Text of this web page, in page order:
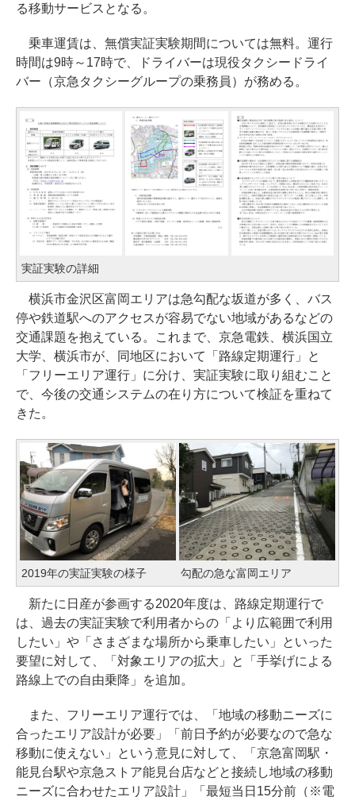
る移動サービスとなる。
乗車運賃は、無償実証実験期間については無料。運行
時間は9時～17時で、ドライバーは現役タクシードライ
バー（京急タクシーグループの乗務員）が務める。
実証実験の詳細
横浜市金沢区富岡エリアは急勾配な坂道が多く、バス
停や鉄道駅へのアクセスが容易でない地域があるなどの
交通課題を抱えている。これまで、京急電鉄、横浜国立
大学、横浜市が、同地区において「路線定期運行」と
「フリーエリア運行」に分け、実証実験に取り組むこと
で、今後の交通システムの在り方について検証を重ねて
きた。
2019年の実証実験の様子 勾配の急な富岡エリア
新たに日産が参画する2020年度は、路線定期運行で
は、過去の実証実験で利用者からの「より広範囲で利用
したい」や「さまざまな場所から乗車したい」といった
要望に対して、「対象エリアの拡大」と「手挙げによる
路線上での自由乗降」を追加。
また、フリーエリア運行では、「地域の移動ニーズに
合ったエリア設計が必要」「前日予約が必要なので急な
移動に使えない」という意見に対して、「京急富岡駅・
能見台駅や京急ストア能見台店などと接続し地域の移動
ニーズに合わせたエリア設計」「最短当日15分前（※電